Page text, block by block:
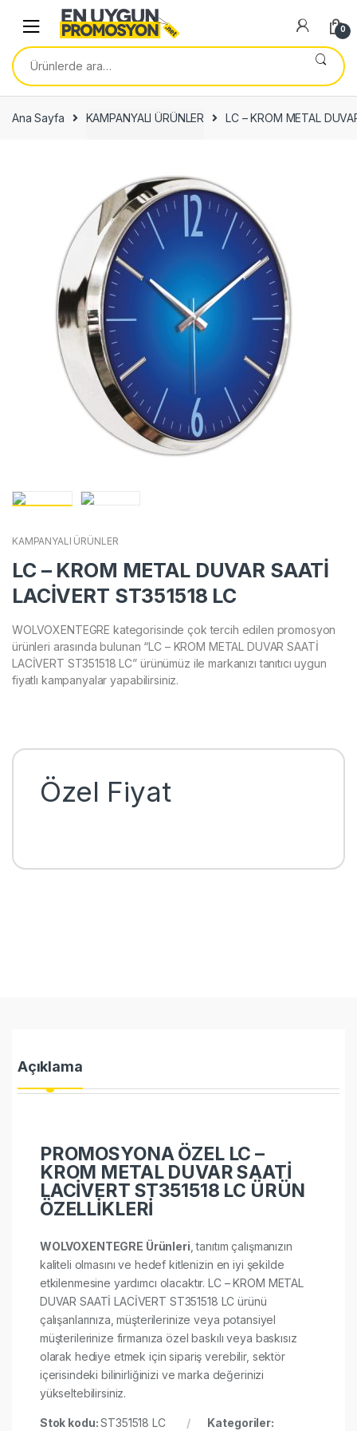
navigation
content
0
Ara:
Ana Sayfa KAMPANYALI ÜRÜNLER LC – KROM METAL
KAMPANYALI ÜRÜNLER
LC – KROM METAL DUVAR SAATİ
LACİVERT ST351518 LC
WOLVOXENTEGRE kategorisinde çok tercih edilen promosyon
ürünleri arasında bulunan “LC – KROM METAL DUVAR SAATİ
LACİVERT ST351518 LC” ürünümüz ile markanızı tanıtıcı uygun
fiyatlı kampanyalar yapabilirsiniz.
Özel Fiyat
Açıklama
PROMOSYONA ÖZEL LC –
KROM METAL DUVAR SAATİ
LACİVERT ST351518 LC ÜRÜN
ÖZELLİKLERİ
WOLVOXENTEGRE Ürünleri , tanıtım çalışmanızın
kaliteli olmasını ve hedef kitlenizin en iyi şekilde
etkilenmesine yardımcı olacaktır. LC – KROM METAL
DUVAR SAATİ LACİVERT ST351518 LC ürünü
çalışanlarınıza, müşterilerinize veya potansiyel
müşterilerinize firmanıza özel baskılı veya baskısız
olarak hediye etmek için sipariş verebilir, sektör
içerisindeki bilinirliğinizi ve marka değerinizi
yükseltebilirsiniz.
Stok kodu:ST351518 LC Kategoriler: